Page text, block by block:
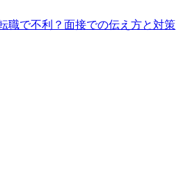
職で不利？面接での伝え方と対策